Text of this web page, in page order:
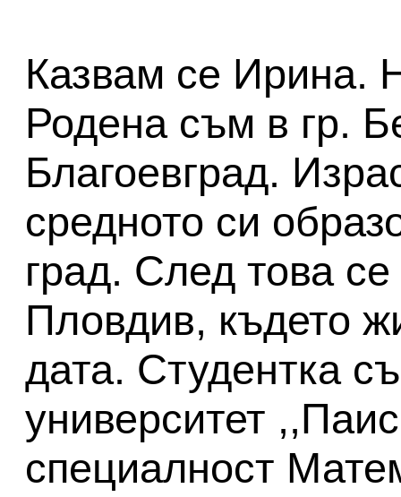
Казвам се Ирина.
Родена съм в гр.
Благоевград.
средното си
град. След това
Пловдив, където
дата. Студентка
университет
специалност